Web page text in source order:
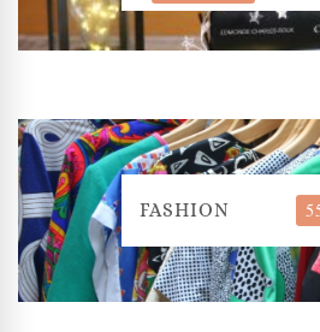
FASHION